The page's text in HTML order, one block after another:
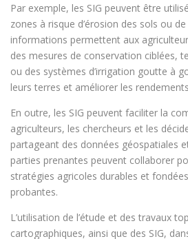
Par exemple, les SIG peuvent être
zones à risque d’érosion des sols ou
informations permettent aux
des mesures de conservation ciblées,
ou des systèmes d’irrigation goutte à
leurs terres et améliorer les
En outre, les SIG peuvent faciliter la
agriculteurs, les chercheurs et les
partageant des données géospatiales
parties prenantes peuvent collaborer
stratégies agricoles durables et
probantes.
L’utilisation de l’étude et des travaux
cartographiques, ainsi que des SIG,